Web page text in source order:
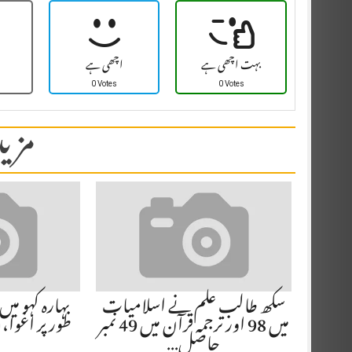
اچھی ہے
0 Votes بہت اچھی ہے
0 Votes
سکھ طالب علم نے اسلامیات
میں 98 اور ترجمہ قرآن میں 49 نمبر طور پر اغوا، 20 سے 25 افراد…